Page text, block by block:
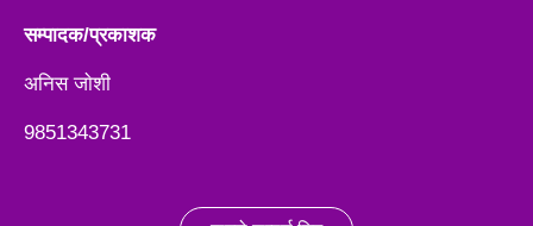
सम्पादक/प्रकाशक
अनिस जाेशी
9851343731